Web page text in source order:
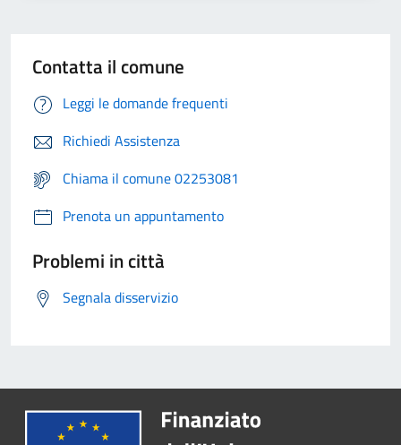
Contatta il comune
Leggi le domande frequenti
Richiedi Assistenza
Chiama il comune 02253081
Prenota un appuntamento
Problemi in città
Segnala disservizio